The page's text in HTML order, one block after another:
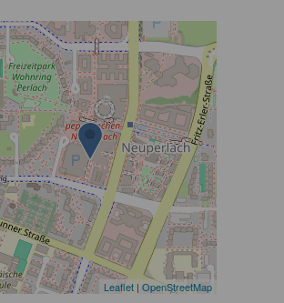
Leaflet | OpenStreetMap